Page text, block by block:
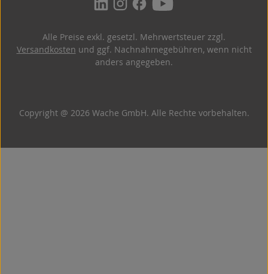
Copyright @ 2026 Wache GmbH. Alle Rechte vorbehalten.
Alle Preise exkl. gesetzl. Mehrwertsteuer zzgl.
Versandkosten und ggf. Nachnahmegebühren, wenn nicht
anders angegeben.